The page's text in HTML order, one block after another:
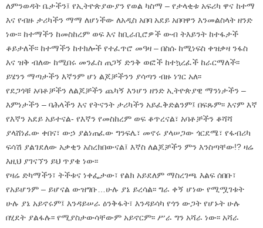
ለምንወዳት ቤታችን፤ የኢትዮጵያውያን የወል ካስማ – የታላቂቱ አፍሪካ ዋና ከተማ
እና የብዙ ታሪካችን ማማ ለሆነችው ለአዲስ አበባ አደይ አበባዋን እንመልስላት ዘንድ
ነው፡፡ ከተማችን ከመስከረም ወፍ እና ከቢራቢሮዎች ውብ ትእይንት ከተፋታች
ቆይታለች፡፡ ከተማችን ከተክሎች የተፈጥሮ መዓዛ – በስሱ ከሚነፍስ ቀዝቃዛ ንፋስ
እና ዝቅ ብለው ከሚበሩ መንፈስ ጠጋኝ ድንቅ ወፎች ከተኳረፈች ከራርማለች፡፡
ይሄንን ማጣታችን እኛንም ሆነ ልጆቻችንን ያሳጣን ብዙ ነገር አለ፡፡
የደጋጎቹ አባቶቻችን ለልጆቻችን ጨካኝ እንሆን ዘንድ ኢትዮጵያዊ ማንነታችን –
እምነታችን – ባሕላችን እና የትናንት ታሪካችን አይፈቅድልንም፤ በፍጹም፡፡ እናም እኛ
የእኛን አደይ አይተናል- የእኛን የመስከረም ወፍ ቆጥረናል፣ አባቶቻችን ቆሻሻ
ያላሸነፈው ቀበና፣ ውኃ ያልነጠፈው ግንፍሌ፣ መኖሩ ያላሠጋው ጎርደሜ፣ የፋብሪካ
ፍሳሽ ያልገደለው አቃቂን አስረክበውናል፤ እኛስ ለልጆቻችን ምን እንስጣቸው!? ዛሬ
እዚህ ያገናኘን ይህ ጥያቄ ነው፡፡
የዛሬ ድካማችን፣ ትችቱና ነቀፌታው፣ የልክ አይደለም ማስረገጫ እልፍ ሰበቡ፣
የአይሆንም – ይሆናል ውዝግቡ…ሁሉ ያኔ ይረሳል፡፡ ግራ ቀኝ ሆነው የሚሟገቱት
ሁሉ ያኔ አይኖሩም፤ እንዳይሠራ ዕንቅፋት፣ እንዳይሳካ የጎን ውጋት የሆኑት ሁሉ
በሂደት ያልፋሉ፡፡ የሚያስታውሳቸውም አይኖርም፡፡ ሥራ ግን አሻራ ነው፡፡ አሻራ